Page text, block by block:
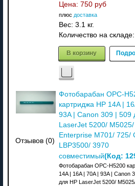
Цена: 750 руб
плюс доставка
Вес: 3.1 кг.
Количество на складе:
В корзину
Отзывов (0)
Фотобарабан OPC-
картриджа HP 14A |
93A | Canon 309 | 509
LaserJet 5200/ M5025/
Enterprise M701/ 725/
LBP3500/ 3970
совместимый(Код:
Фотобарабан OPC-H5200
14A | 16A | 70A | 93A | Canon
для HP LaserJet 5200/